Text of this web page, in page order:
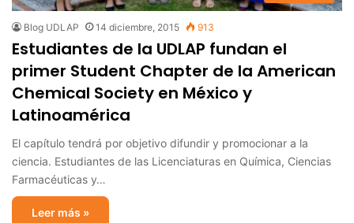
Blog UDLAP 14 diciembre, 2015 913
Estudiantes de la UDLAP fundan el
primer Student Chapter de la American
Chemical Society en México y
Latinoamérica
El capítulo tendrá por objetivo difundir y promocionar a la
ciencia. Estudiantes de las Licenciaturas en Química, Ciencias
Farmacéuticas y…
Leer más »